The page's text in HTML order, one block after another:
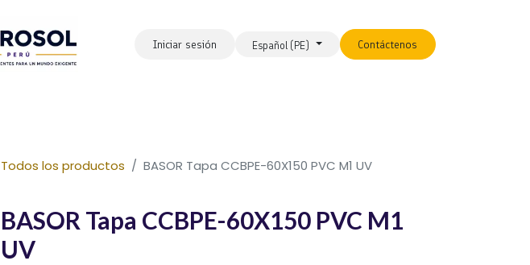
Iniciar sesión Español (PE) Contáctenos
Todos los productos BASOR Tapa CCBPE-60X150 PVC M1 UV
BASOR Tapa CCBPE-60X150 PVC M1
UV